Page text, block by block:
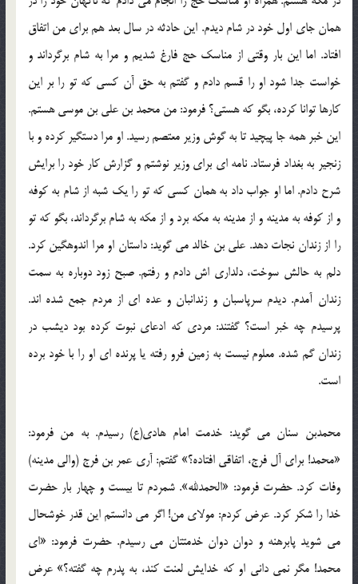
همان جای اول خود در شام دیدم. این حادثه در سال بعد هم برای من اتفاق
افتاد. اما این بار وقتی از مناسک حج فارغ شدیم و مرا به شام برگرداند و
خواست جدا شود او را قسم دادم و گفتم به حق آن کسی که تو را بر این
کارها توانا کرده، بگو که هستی؟ فرمود: من محمد بن علی بن موسی هستم.
این خبر همه جا پیچید تا به گوش وزیر معتصم رسید. او مرا دستگیر کرده و با
زنجیر به بغداد فرستاد. نامه ای برای وزیر نوشتم و گزارش کار خود را برایش
شرح دادم. اما او جواب داد به همان کسی که تو را یک شبه از شام به کوفه
و از کوفه به مدینه و از مدینه به مکه برد و از مکه به شام برگرداند، بگو که تو
را از زندان نجات دهد. علی بن خالد می گوید: داستان او مرا اندوهگین کرد.
دلم به حالش سوخت، دلداری اش دادم و رفتم. صبح زود دوباره به سمت
زندان آمدم. دیدم سرپاسبان و زندانبان و عده ای از مردم جمع شده اند.
پرسیدم چه خبر است؟ گفتند: مردی که ادعای نبوت کرده بود دیشب در
زندان گم شده. معلوم نیست به زمین فرو رفته یا پرنده ای او را با خود برده
است.
محمدبن سنان می گوید: خدمت امام هادی(ع) رسیدم. به من فرمود:
«محمد! برای آل فرج، اتفاقی افتاده؟» گفتم: آری عمر بن فرج (والی مدینه)
وفات کرد. حضرت فرمود: «الحمدلله». شمردم تا بیست و چهار بار حضرت
خدا را شکر کرد. عرض کردم: مولای من! اگر می دانستم این قدر خوشحال
می شوید پابرهنه و دوان دوان خدمتتان می رسیدم. حضرت فرمود: «ای
محمد! مگر نمی دانی او که خدایش لعنت کند، به پدرم چه گفته؟» عرض